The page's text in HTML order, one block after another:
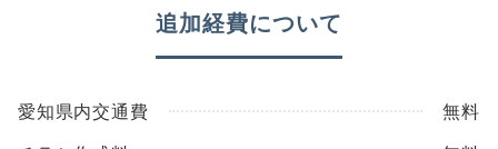
追加経費について
愛知県内交通費
無料